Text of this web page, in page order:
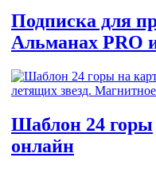
Подписка для
Альманах PRO
Шаблон 24 горы
онлайн